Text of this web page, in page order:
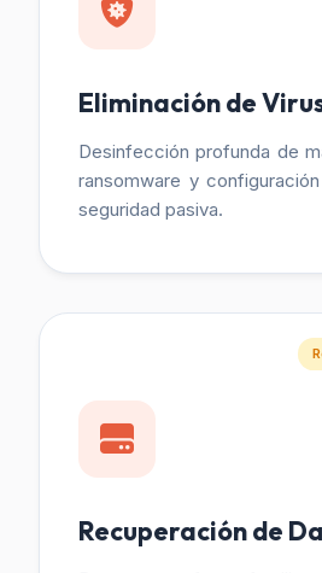
Eliminación de
Desinfección profunda de
ransomware y
seguridad pasiva.
Recuperación de